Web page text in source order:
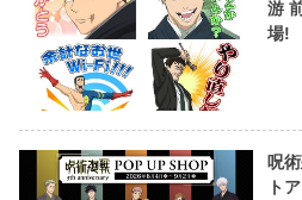
游
場!
呪
ト